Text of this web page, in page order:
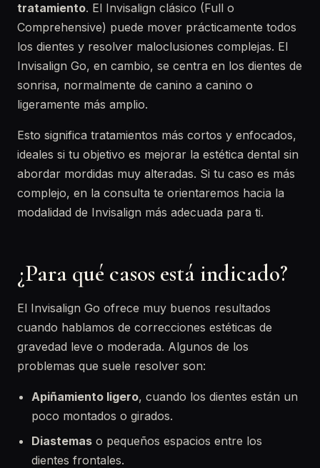
tratamiento. El Invisalign clásico (Full o
Comprehensive) puede mover prácticamente todos
los dientes y resolver maloclusiones complejas. El
Invisalign Go, en cambio, se centra en los dientes de
sonrisa, normalmente de canino a canino o
ligeramente más amplio.
Esto significa tratamientos más cortos y enfocados,
ideales si tu objetivo es mejorar la estética dental sin
abordar mordidas muy alteradas. Si tu caso es más
complejo, en la consulta te orientaremos hacia la
modalidad de Invisalign más adecuada para ti.
¿Para qué casos está indicado?
El Invisalign Go ofrece muy buenos resultados
cuando hablamos de correcciones estéticas de
gravedad leve o moderada. Algunos de los
problemas que suele resolver son:
Apiñamiento ligero, cuando los dientes están un
poco montados o girados.
Diastemas o pequeños espacios entre los
dientes frontales.